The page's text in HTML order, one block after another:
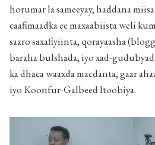
horumar la sameeyay, haddana
caafimaadka ee maxaabiista weli
saaro saxafiyiinta, qorayaasha
baraha bulshada; iyo xad-
ka dhaca waaxda macdanta, gaar
iyo Koonfur-Galbeed Itoobiya.